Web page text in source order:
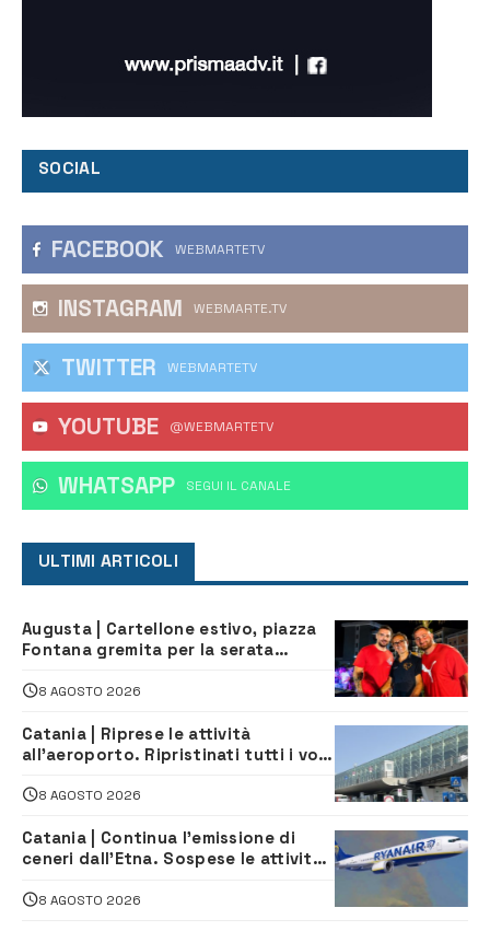
SOCIAL
FACEBOOK WEBMARTETV
INSTAGRAM WEBMARTE.TV
TWITTER WEBMARTETV
YOUTUBE @WEBMARTETV
WHATSAPP ‎SEGUI IL CANALE
ULTIMI ARTICOLI
Augusta | Cartellone estivo, piazza
Fontana gremita per la serata
8 AGOSTO 2026
Catania | Riprese le attività
all’aeroporto. Ripristinati tutti i voli
8 AGOSTO 2026
Catania | Continua l’emissione di
ceneri dall’Etna. Sospese le attività
8 AGOSTO 2026